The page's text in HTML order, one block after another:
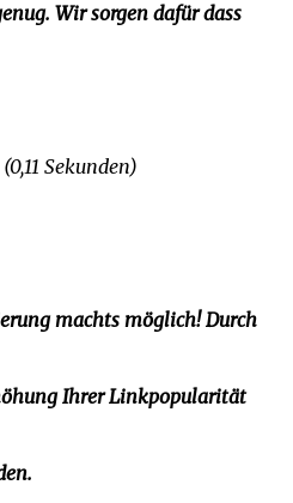
Wir sorgen dafür dass
Sekunden)
machts möglich! Durch
Ihrer Linkpopularität